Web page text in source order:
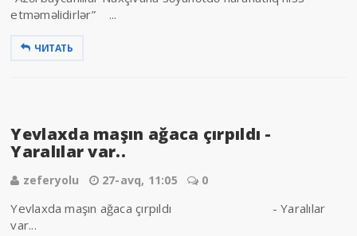
etməməlidirlər” ...
ЧИТАТЬ
Yevlaxda maşın ağaca çırpıldı -
Yaralılar var..
zeferyolu 27-avq, 11:05 0
Yevlaxda maşın ağaca çırpıldı - Yaralılar
var...